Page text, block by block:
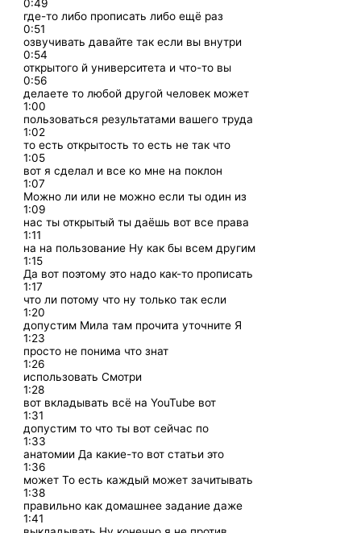
0:49
где-то либо прописать либо ещё раз
0:51
озвучивать давайте так если вы внутри
0:54
открытого й университета и что-то вы
0:56
делаете то любой другой человек может
1:00
пользоваться результатами вашего труда
1:02
то есть открытость то есть не так что
1:05
вот я сделал и все ко мне на поклон
1:07
Можно ли или не можно если ты один из
1:09
нас ты открытый ты даёшь вот все права
1:11
на на пользование Ну как бы всем другим
1:15
Да вот поэтому это надо как-то прописать
1:17
что ли потому что ну только так если
1:20
допустим Мила там прочита уточните Я
1:23
просто не понима что знат
1:26
использовать Смотри
1:28
вот вкладывать всё на YouTube вот
1:31
допустим то что ты вот сейчас по
1:33
анатомии Да какие-то вот статьи это
1:36
может То есть каждый может зачитывать
1:38
правильно как домашнее задание даже
1:41